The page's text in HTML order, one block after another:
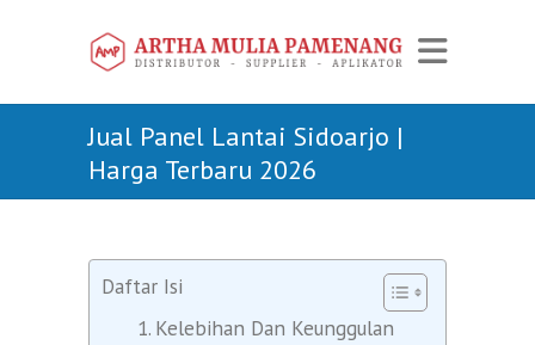
Jual Panel Lantai Sidoarjo |
Harga Terbaru 2026
Daftar Isi
Kelebihan Dan Keunggulan